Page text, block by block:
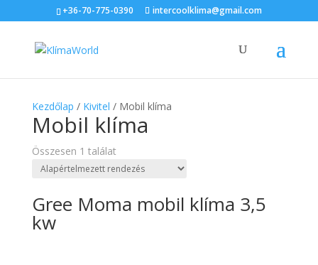
+36-70-775-0390 intercoolklima@gmail.com
×
Kezdőlap / Kivitel / Mobil klíma
Mobil klíma
Összesen 1 találat
Gree Moma mobil klíma 3,5
kw